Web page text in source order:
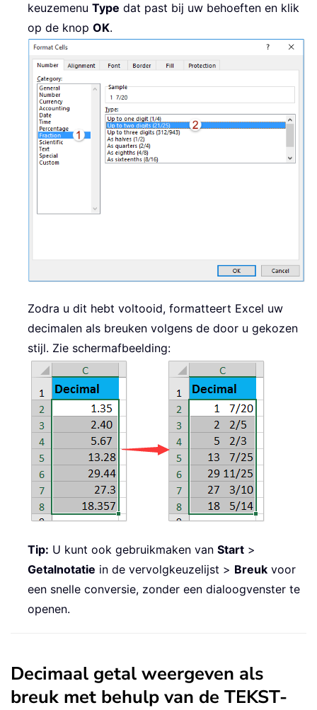
keuzemenu Type dat past bij uw behoeften en klik
op de knop OK.
Zodra u dit hebt voltooid, formatteert Excel uw
decimalen als breuken volgens de door u gekozen
stijl. Zie schermafbeelding:
Tip: U kunt ook gebruikmaken van Start >
Getalnotatie in de vervolgkeuzelijst > Breuk voor
een snelle conversie, zonder een dialoogvenster te
openen.
Decimaal getal weergeven als
breuk met behulp van de TEKST-